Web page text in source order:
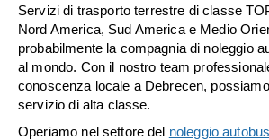
Servizi di trasporto terrestre di classe
Nord America, Sud America e Medio
probabilmente la compagnia di noleggio
al mondo. Con il nostro team
conoscenza locale a Debrecen,
servizio di alta classe.
Operiamo nel settore del noleggio autobus